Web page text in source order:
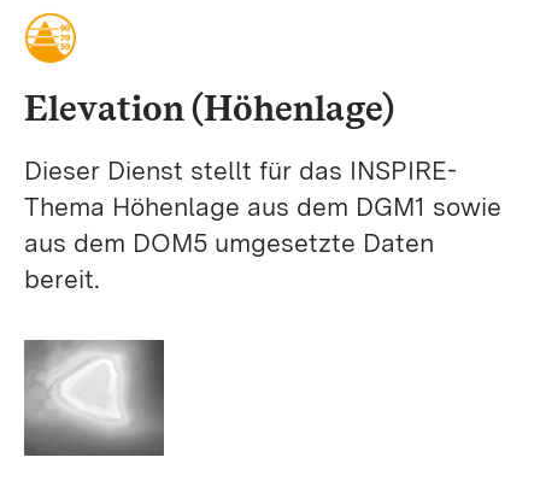
Elevation (Höhenlage)
Dieser Dienst stellt für das INSPIRE-
Thema Höhenlage aus dem DGM1 sowie
aus dem DOM5 umgesetzte Daten
bereit.